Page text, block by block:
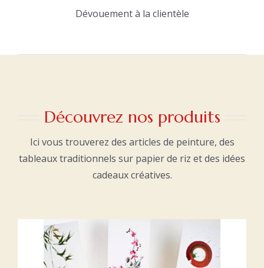
Dévouement à la clientèle
Découvrez nos produits
Ici vous trouverez des articles de peinture, des
tableaux traditionnels sur papier de riz et des idées
cadeaux créatives.